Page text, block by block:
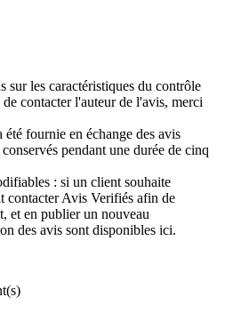
sur les caractéristiques du contrôle
contacter l'auteur de l'avis, merci
fournie en échange des avis
pendant une durée de cinq
: si un client souhaite
contacter Avis Verifiés afin de
et en publier un nouveau
des avis sont disponibles ici.